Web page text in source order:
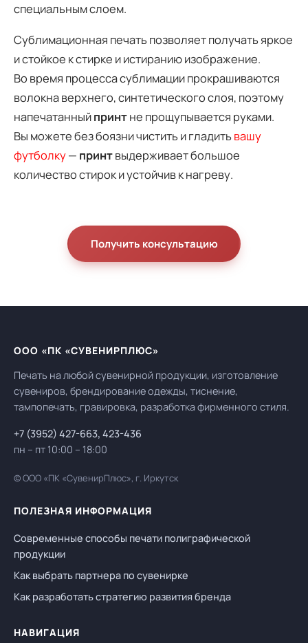
специальным слоем.
Сублимационная печать позволяет получать яркое
и стойкое к стирке и истиранию изображение.
Во время процесса сублимации прокрашиваются
волокна верхнего, синтетического слоя, поэтому
напечатанныйпринтне прощупывается руками.
Вы можете без боязни чистить и гладить вашу
футболку— принтвыдерживает большое
количество стирок и устойчив к нагреву.
Получить консультацию
ООО «ПК «СУВЕНИРПЛЮС»
Печать на любой сувенирной продукции, изготовление
сувениров, брендирование одежды, тиснение,
тампопечать, гравировка, разработка фирменного стиля.
+7 (3952) 427-663, 423-436
пн – пт 10:00 – 18:00
© ООО «ПК «СувенирПлюс», г. Иркутск
ПОЛЕЗНАЯ ИНФОРМАЦИЯ
Современные способы печати полиграфической
продукции
Как выбрать партнера по сувенирке
Как разработать стратегию развития бренда
НАВИГАЦИЯ